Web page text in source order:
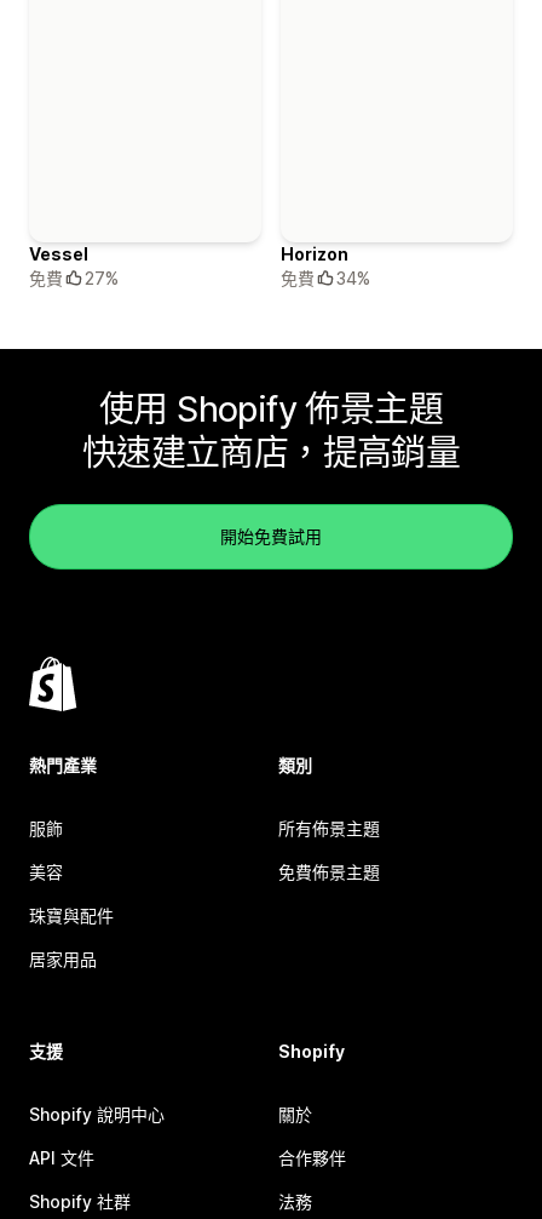
Vessel
免費
27%
Horizon
免費
34%
使用 Shopify 佈景主題
快速建立商店，提高銷量
開始免費試用
熱門產業
服飾
美容
珠寶與配件
居家用品
類別
所有佈景主題
免費佈景主題
支援
Shopify 說明中心
API 文件
Shopify 社群
Shopify
關於
合作夥伴
法務